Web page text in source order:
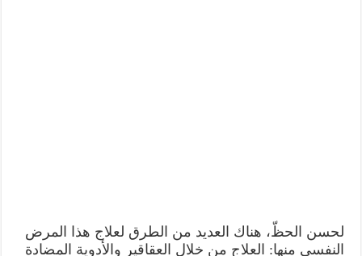
لحسن الحظّ، هناك العديد من الطرق لعلاج هذا المرض
النفسي منها: العلاج من خلال العقاقير والأدوية المضادة